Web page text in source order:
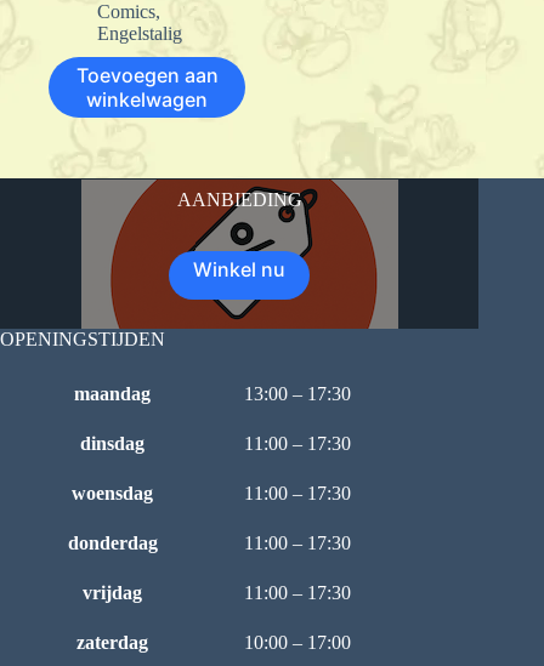
Comics,
Engelstalig
Toevoegen aan
winkelwagen
AANBIEDING
Winkel nu
OPENINGSTIJDEN
maandag 13:00 – 17:30
dinsdag 11:00 – 17:30
woensdag 11:00 – 17:30
donderdag 11:00 – 17:30
vrijdag 11:00 – 17:30
zaterdag 10:00 – 17:00